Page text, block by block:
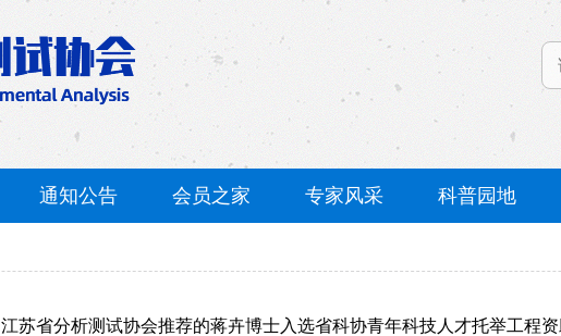
通知公告 会员之家 专家风采 科普园地
江苏省分析测试协会推荐的蒋卉博士入选省科协青年科技人才托举工程